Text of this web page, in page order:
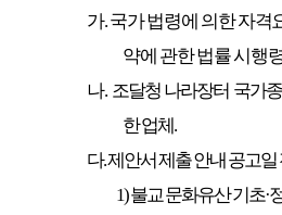
가.국가 법령에 의한 자격
약에 관한 법률 시행
나. 조달청 나라장터 국가
한 업체.
다.제안서 제출 안내 공고
1)불교 문화유산 기초·